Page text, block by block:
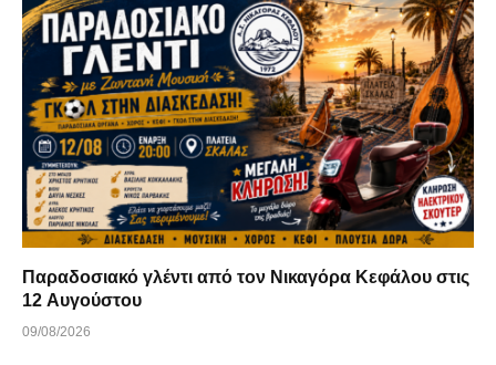
Παραδοσιακό γλέντι από τον Νικαγόρα Κεφάλου στις
12 Αυγούστου
09/08/2026